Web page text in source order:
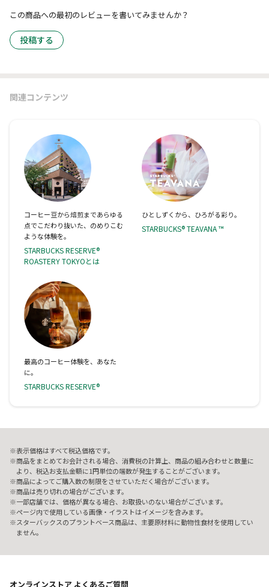
この商品への最初のレビューを書いてみませんか？
投稿する
関連コンテンツ
コーヒー豆から焙煎まであらゆる
点でこだわり抜いた、のめりこむ
ような体験を。
STARBUCKS RESERVE®
ROASTERY TOKYOとは
ひとしずくから、ひろがる彩り。
STARBUCKS® TEAVANA ™
最高のコーヒー体験を、あなた
に。
STARBUCKS RESERVE®
表示価格はすべて税込価格です。
商品をまとめてお会計される場合、消費税の計算上、商品の組み合わせと数量に
より、税込お支払金額に1円単位の端数が発生することがございます。
商品によってご購入数の制限をさせていただく場合がございます。
商品は売り切れの場合がございます。
一部店舗では、価格が異なる場合、お取扱いのない場合がございます。
ページ内で使用している画像・イラストはイメージを含みます。
スターバックスのプラントベース商品は、主要原材料に動物性食材を使用してい
ません。
オンラインストア よくあるご質問